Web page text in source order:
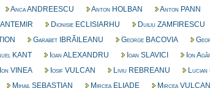
Anca ANDREESCU Anton HOLBAN Anton PANN
Dionisie ECLISIARHU Duiliu ZAMFIRESCU
Garabet IBRĂILEANU George BACOVIA
KANT Ioan ALEXANDRU Ioan SLAVICI Ion
Ion VINEA Iosif VULCAN Liviu REBREANU
Mihail SEBASTIAN Mircea ELIADE Mircea